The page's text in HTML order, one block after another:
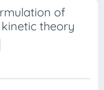
of
theory